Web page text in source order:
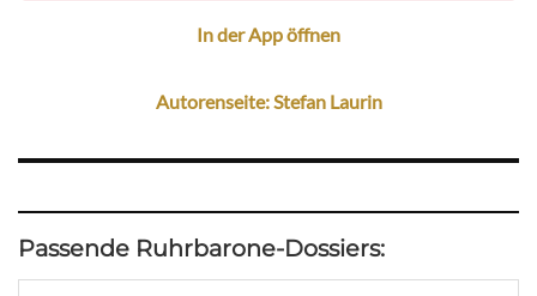
In der App öffnen
Autorenseite: Stefan Laurin
Passende Ruhrbarone-Dossiers: